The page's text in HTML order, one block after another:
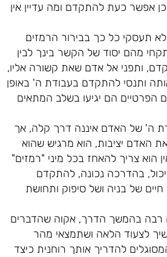
אפשר כעת להתקדם ומה עדיין אין
תעסקי כל כך בבירור הרמזים
מהם יסוד של הקשר בינך לבין
ותפני אל אדם שאת קשורה אליו,
ותנסי להתקדם בעבודת ה' באופן
הפרטיים הם יגיעו בשלב המתאים
ה' של האדם איננה דרך קלה, אך
האדם יציבות, הוא מרגיש שהוא
הוא צריך להאחז בכל מיני "רמזים"
יכול, בהדרכה נכונה, להתקדם
חיים של בניה ושל סיפוק ותחושת
רבה בהמשך הדרך, אקוה שהדברים
לצעוד הלאה ושתמצאי מהר
להדריך אותך רוחנית כיצד